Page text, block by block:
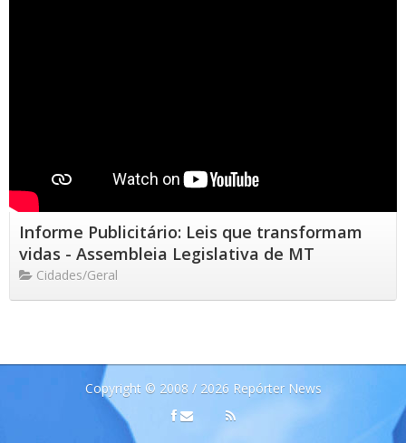
Informe Publicitário: Leis que transformam
vidas - Assembleia Legislativa de MT
Cidades/Geral
Copyright © 2008 / 2026 Repórter News